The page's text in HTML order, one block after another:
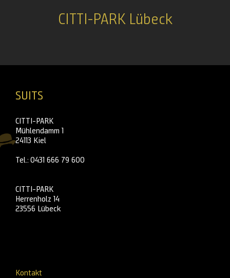
CITTI-PARK Lübeck
SUITS
CITTI-PARK
Mühlendamm 1
24113 Kiel
Tel.: 0431 666 79 600
CITTI-PARK
Herrenholz 14
23556 Lübeck
Kontakt